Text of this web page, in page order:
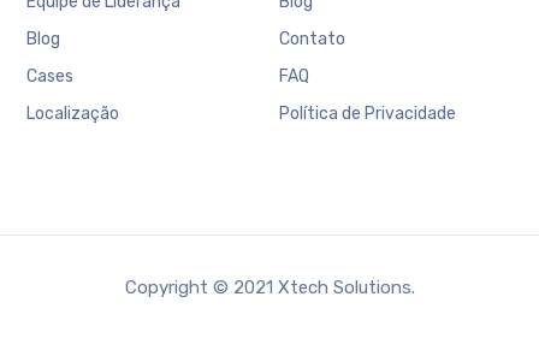
Blog
Cases
Localização
Contato
FAQ
Política de Privacidade
Copyright © 2021 Xtech Solutions.